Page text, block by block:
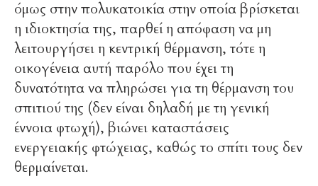
όμως στην πολυκατοικία στην οποία βρίσκεται
η ιδιοκτησία της, παρθεί η απόφαση να μη
λειτουργήσει η κεντρική θέρμανση, τότε η
οικογένεια αυτή παρόλο που έχει τη
δυνατότητα να πληρώσει για τη θέρμανση του
σπιτιού της (δεν είναι δηλαδή με τη γενική
έννοια φτωχή), βιώνει καταστάσεις
ενεργειακής φτώχειας, καθώς το σπίτι τους δεν
θερμαίνεται.